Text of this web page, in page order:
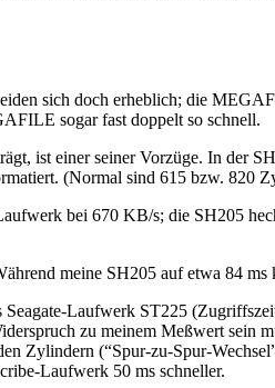
sich doch erheblich; die
sogar fast doppelt so schnell.
ist einer seiner Vorzüge. In der
(Normal sind 615 bzw. 820
bei 670 KB/s; die SH205
meine SH205 auf etwa 84
Laufwerk ST225
zu meinem Meßwert sein
Zylindern (“Spur-zu-Spur-
Laufwerk 50 ms schneller.